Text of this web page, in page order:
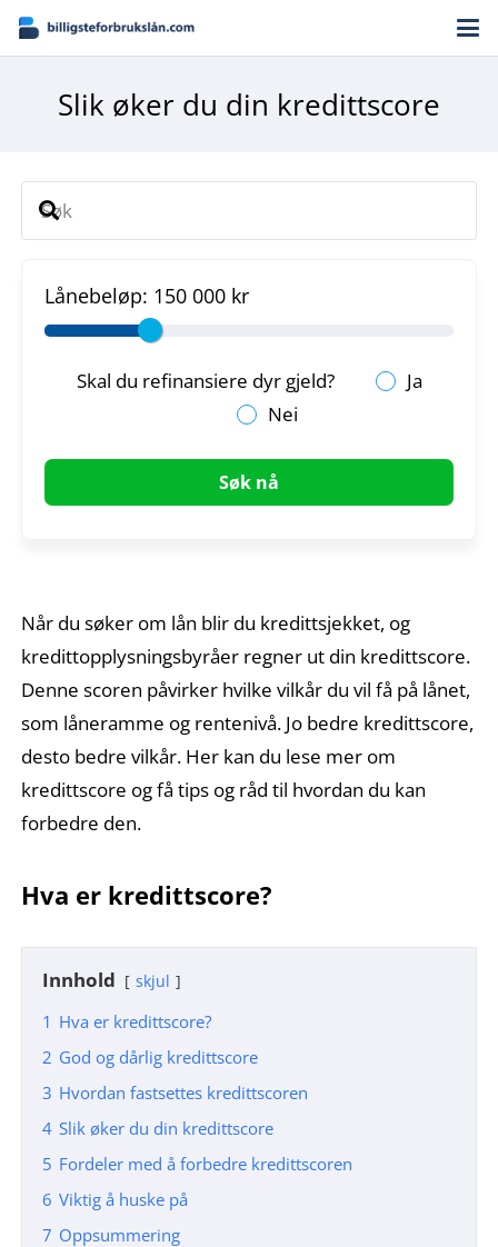
Slik øker du din kredittscore
Når du søker om lån blir du kredittsjekket, og
kredittopplysningsbyråer regner ut din kredittscore.
Denne scoren påvirker hvilke vilkår du vil få på lånet,
som låneramme og rentenivå. Jo bedre kredittscore,
desto bedre vilkår. Her kan du lese mer om
kredittscore og få tips og råd til hvordan du kan
forbedre den.
Hva er kredittscore?
Innhold skjul
1 Hva er kredittscore?
2 God og dårlig kredittscore
3 Hvordan fastsettes kredittscoren
4 Slik øker du din kredittscore
5 Fordeler med å forbedre kredittscoren
6 Viktig å huske på
7 Oppsummering
Lånebeløp: 150 000 kr
Skal du refinansiere dyr gjeld?
Ja
Nei
Søk nå